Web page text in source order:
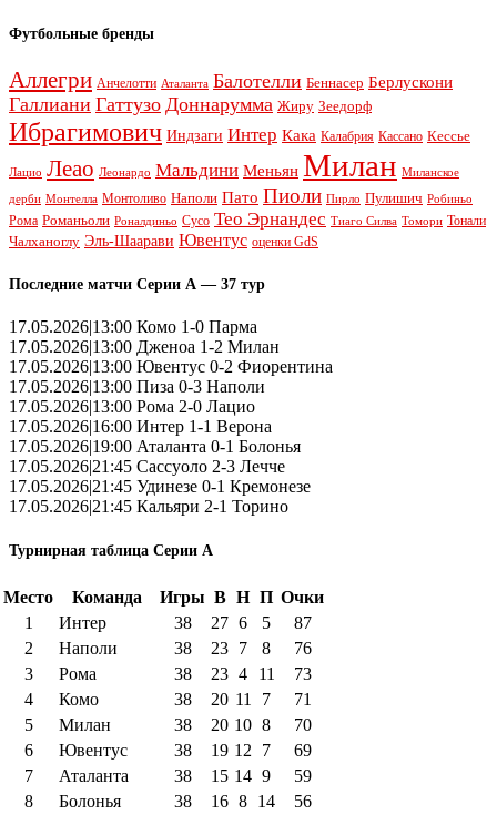
Футбольные бренды
Аллегри Анчелотти Аталанта Балотелли Беннасер Берлускони
Галлиани Гаттузо Доннарумма Жиру Зеедорф
Ибрагимович Индзаги Интер Кака Калабрия Кассано Кессье
Лацио Леао Леонардо Мальдини Меньян Милан Миланское
дерби Монтелла Монтоливо Наполи Пато Пиоли Пирло Пулишич Робиньо
Рома Романьоли Роналдиньо Сусо Тео Эрнандес Тиаго Силва Томори Тонали
Чалханоглу Эль-Шаарави Ювентус оценки GdS
Последние матчи Серии А — 37 тур
17.05.2026|13:00 Комо 1-0 Парма
17.05.2026|13:00 Дженоа 1-2 Милан
17.05.2026|13:00 Ювентус 0-2 Фиорентина
17.05.2026|13:00 Пиза 0-3 Наполи
17.05.2026|13:00 Рома 2-0 Лацио
17.05.2026|16:00 Интер 1-1 Верона
17.05.2026|19:00 Аталанта 0-1 Болонья
17.05.2026|21:45 Сассуоло 2-3 Лечче
17.05.2026|21:45 Удинезе 0-1 Кремонезе
17.05.2026|21:45 Кальяри 2-1 Торино
Турнирная таблица Серии А
Место Команда Игры В Н П Очки
1
Интер 38 27 6 5
87
2
Наполи 38 23 7 8
76
3
Рома 38 23 4 11
73
4
Комо 38 20 11 7
71
5
Милан 38 20 10 8
70
6
Ювентус 38 19 12 7
69
7
Аталанта 38 15 14 9
59
8
Болонья 38 16 8 14
56